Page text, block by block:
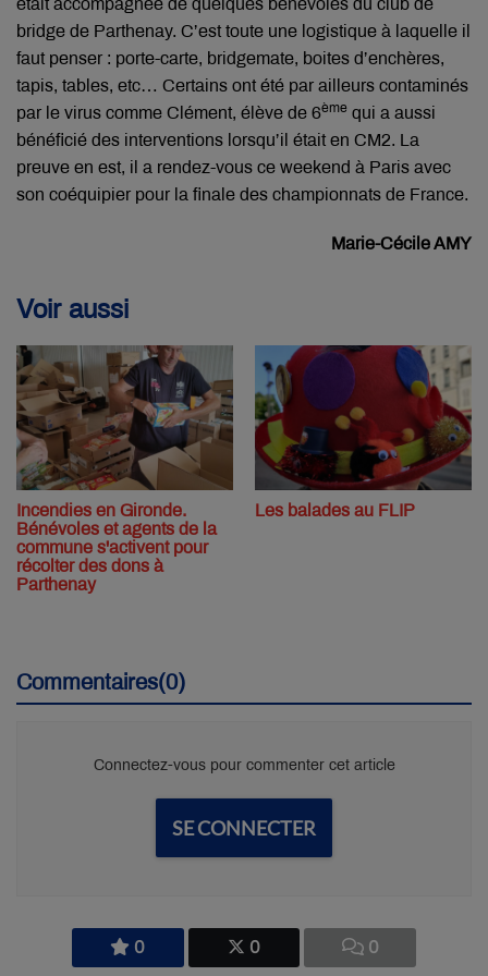
0 0 0
était accompagnée de quelques bénévoles du club de
bridge de Parthenay. C’est toute une logistique à laquelle il
faut penser : porte-carte, bridgemate, boites d’enchères,
tapis, tables, etc… Certains ont été par ailleurs contaminés
par le virus comme Clément, élève de 6ème qui a aussi
bénéficié des interventions lorsqu’il était en CM2. La
preuve en est, il a rendez-vous ce weekend à Paris avec
son coéquipier pour la finale des championnats de France.
Marie-Cécile AMY
Voir aussi
Incendies en Gironde.
Bénévoles et agents de la
commune s'activent pour
récolter des dons à
Parthenay
Les balades au FLIP
Commentaires(0)
Connectez-vous pour commenter cet article
SE CONNECTER